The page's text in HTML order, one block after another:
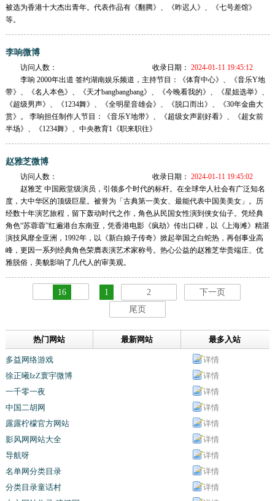
被选为香港十大杰出青年。代表作品有《翻腾》、《昨迟人》、《七号差馆》
等。
李响微博
访问人数： 收录日期： 2024-01-11 19:45:12
李响 2000年出道 签约湖南娱乐频道，主持节目：《体育中心》、《音乐Y地
带》、《名人本色》、《天才bangbangbang》、《今晚看我的》、《星姐选举》、
《超级男声》、《1234舞》、《全明星音雄会》、《脱口而出》、《30年金曲大
赏》。 李响担任制作人节目：《音乐Y地带》、《超级女声剧好看》、《超女前
半场》、《1234舞》、中央教育1《职来职往》
赵雅芝微博
访问人数： 收录日期： 2024-01-11 19:45:02
赵雅芝 中国殿堂级演员，引领多个时代的标杆。在全球华人社会有广泛知名
度，大中华区的顶级巨星。被誉为「古典第一美女、最能代表中国美美女」。历
经数十年演艺旅程，留下轰动时代之作，角色从民国女性演到侠女仙子。凭经典
角色“苏蓉蓉”红遍港台东南亚，凭香港电影《疯劫》传出口碑，以《上海滩》精湛
演技风靡全亚洲，1992年，以《新白娘子传奇》掀起举国之白蛇热，再创事业高
峰，更因一系列经典角色荣膺表演艺术家称号。热心公益的赵雅芝华贵端庄、优
雅脱俗，美貌影响了几代人的审美观。
16 1 2
下一页
尾页
热门网站 最新网站 最多入站
多益网络游戏
详情
徐正曦IzZ寰宇微博
详情
一千零一夜
详情
中国二胡网
详情
露露柠檬官方网站
详情
影风网网站大全
详情
导航呀
详情
名单网分类目录
详情
分类目录童话村
详情